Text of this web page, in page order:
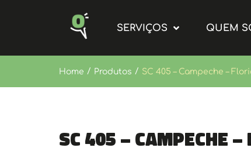
SERVIÇOS QUEM
Home / Produtos / SC 405 – Campeche –
SC 405 –